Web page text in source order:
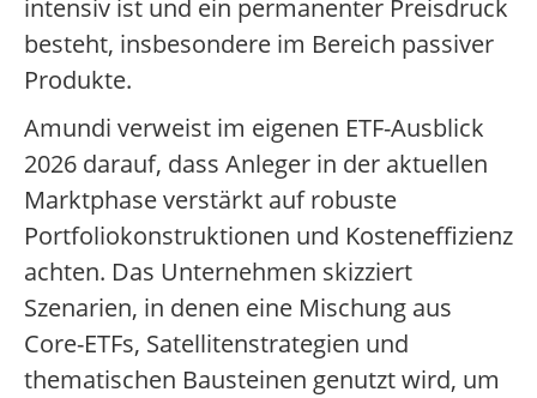
intensiv ist und ein permanenter Preisdruck
besteht, insbesondere im Bereich passiver
Produkte.
Amundi verweist im eigenen ETF-Ausblick
2026 darauf, dass Anleger in der aktuellen
Marktphase verstärkt auf robuste
Portfoliokonstruktionen und Kosteneffizienz
achten. Das Unternehmen skizziert
Szenarien, in denen eine Mischung aus
Core-ETFs, Satellitenstrategien und
thematischen Bausteinen genutzt wird, um